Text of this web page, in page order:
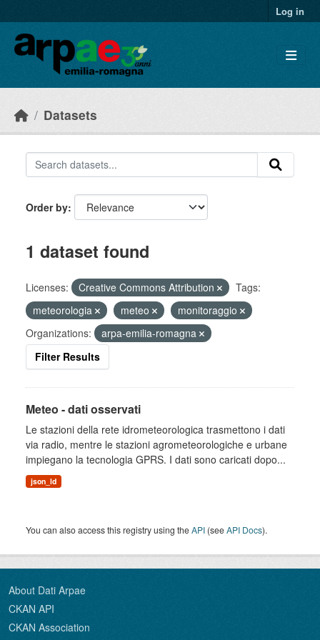
Log in
Datasets
Order by
1 dataset found
Licenses: Creative Commons Attribution
Tags:
meteorologia
meteo
monitoraggio
Organizations:
arpa-emilia-romagna
Filter Results
Meteo - dati osservati
Le stazioni della rete idrometeorologica trasmettono i dati
via radio, mentre le stazioni agrometeorologiche e urbane
impiegano la tecnologia GPRS. I dati sono caricati dopo...
json_ld
You can also access this registry using theAPI (seeAPI Docs).
About Dati Arpae
CKAN API
CKAN Association